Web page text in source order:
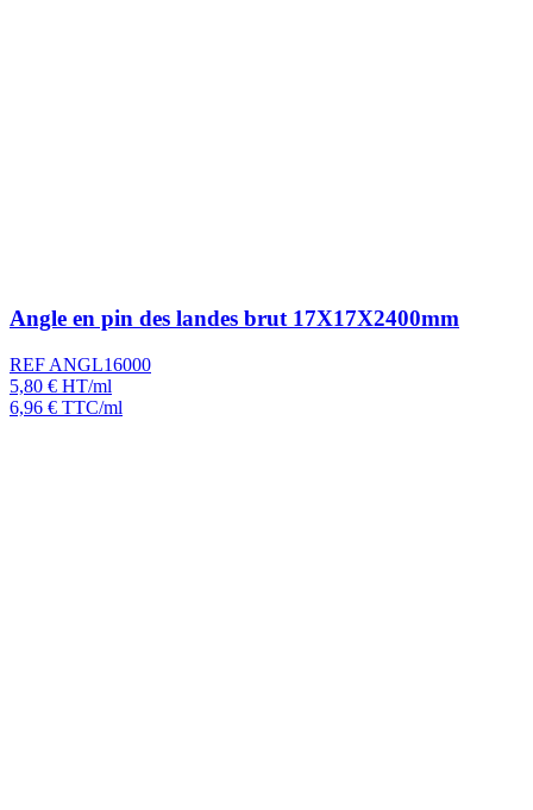
Angle en pin des landes brut 17X17X2400mm
REF ANGL16000
5,80 € HT/ml
6,96 € TTC/ml